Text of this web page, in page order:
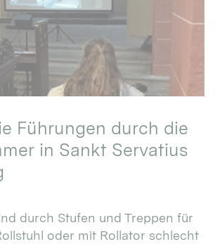
Führungen durch die
in Sankt Servatius
durch Stufen und Treppen für
oder mit Rollator schlecht